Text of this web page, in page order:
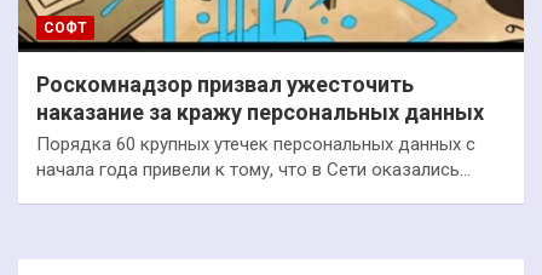
СОФТ
Роскомнадзор призвал ужесточить
наказание за кражу персональных данных
Порядка 60 крупных утечек персональных данных с
начала года привели к тому, что в Сети оказались…